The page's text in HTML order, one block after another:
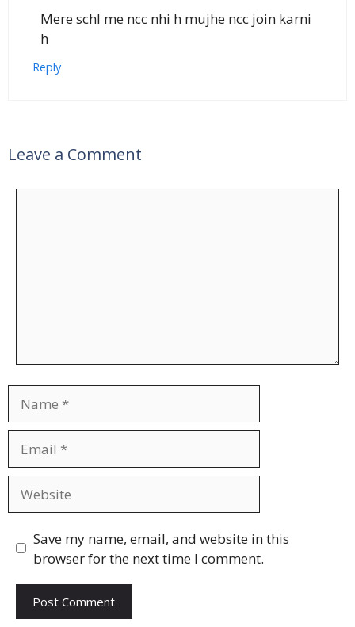
Mere schl me ncc nhi h mujhe ncc join karni
h
Reply
Leave a Comment
Save my name, email, and website in this
browser for the next time I comment.